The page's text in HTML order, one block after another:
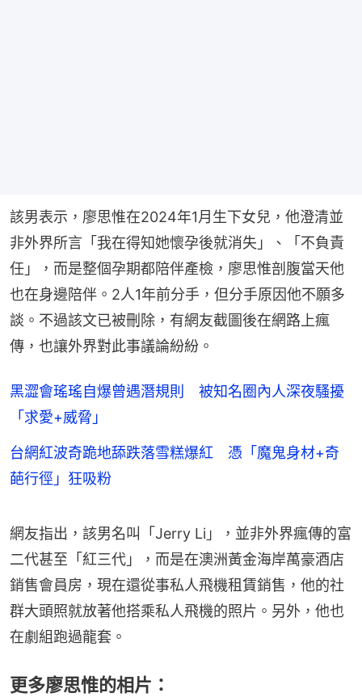
該男表示，廖思惟在2024年1月生下女兒，他澄清並
非外界所言「我在得知她懷孕後就消失」、「不負責
任」，而是整個孕期都陪伴產檢，廖思惟剖腹當天他
也在身邊陪伴。2人1年前分手，但分手原因他不願多
談。不過該文已被刪除，有網友截圖後在網路上瘋
傳，也讓外界對此事議論紛紛。
黑澀會瑤瑤自爆曾遇潛規則 被知名圈內人深夜騷擾
「求愛+威脅」
台網紅波奇跪地舔跌落雪糕爆紅 憑「魔鬼身材+奇
葩行徑」狂吸粉
網友指出，該男名叫「Jerry Li」，並非外界瘋傳的富
二代甚至「紅三代」，而是在澳洲黃金海岸萬豪酒店
銷售會員房，現在還從事私人飛機租賃銷售，他的社
群大頭照就放著他搭乘私人飛機的照片。另外，他也
在劇組跑過龍套。
更多廖思惟的相片：